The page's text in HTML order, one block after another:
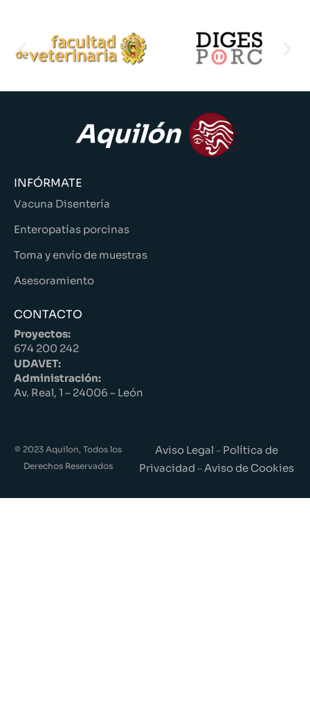
INFÓRMATE
Vacuna Disentería
Enteropatías porcinas
Toma y envío de muestras
Asesoramiento
CONTACTO
Proyectos:
674 200 242
UDAVET:
Administración:
Av. Real, 1 – 24006 – León
© 2023 Aquilon, Todos los
Derechos Reservados
Aviso Legal – Política de
Privacidad –Aviso de Cookies